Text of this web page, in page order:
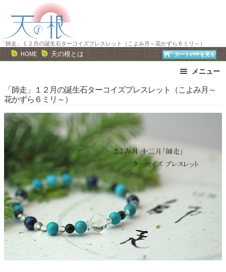
ー
へ
キ
ッ
プ
ン
キ
プ
「師走」１２月の誕生石ターコイズブレスレット（こよみ月～花かずら６ミリ～）
HOME 天の根とは カートの中を見る
メニュー
ブレスレット
ストラップ
ネックレス
リング
運勢で選ぶ
誕生石で選ぶ
色で選ぶ
干支石で選ぶ
星座石で選ぶ
石の名前で選ぶ
パワーストーン一覧
「師走」１２月の誕生石ターコイズブレスレット（こよみ月～
花かずら６ミリ～）